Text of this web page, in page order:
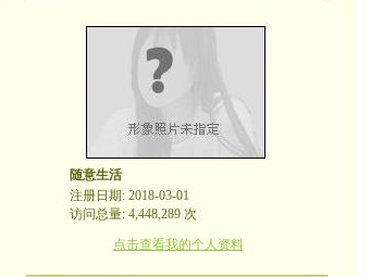
随意生活
注册日期: 2018-03-01
访问总量: 4,448,289 次
点击查看我的个人资料